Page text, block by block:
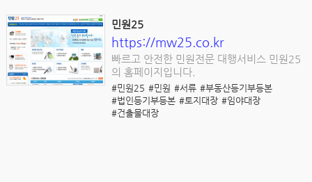
민원25
https://mw25.co.kr
빠르고 안전한 민원전문 대행서비스 민원25
의 홈페이지입니다.
#민원25 #민원 #서류 #부동산등기부등본
#법인등기부등본 #토지대장 #임야대장
#건출물대장